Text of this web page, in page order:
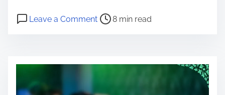
Leave a Commenton Celeste: Temas Narrativos,
Post read time 8 min read